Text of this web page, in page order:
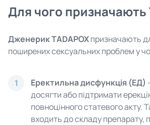
Для чого призначають
Дженерик TADAPOXпризначають
поширених сексуальних проблем у
1 Еректильна дисфункція (ЕД)
досягти або підтримати
повноцінного статевого акту.
входить до складу препарату,